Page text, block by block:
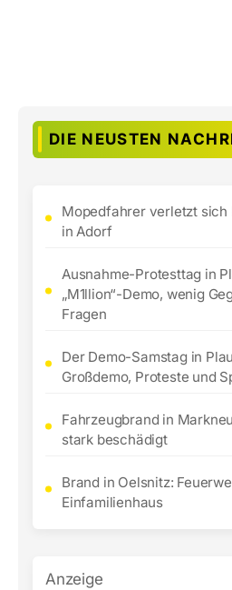
DIE NEUSTEN
Mopedfahrer verletzt sich
in Adorf
Ausnahme-Protesttag in
„M1llion“-Demo, wenig
Fragen
Der Demo-Samstag in
Großdemo, Proteste und
Fahrzeugbrand in
stark beschädigt
Brand in Oelsnitz:
Einfamilienhaus
Anzeige